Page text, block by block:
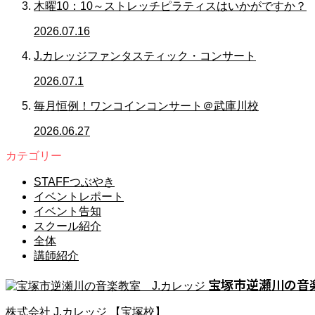
木曜10：10～ストレッチピラティスはいかがですか？
2026.07.16
J.カレッジファンタスティック・コンサート
2026.07.1
毎月恒例！ワンコインコンサート＠武庫川校
2026.06.27
カテゴリー
STAFFつぶやき
イベントレポート
イベント告知
スクール紹介
全体
講師紹介
宝塚市逆瀬川の
株式会社 J.カレッジ 【宝塚校】